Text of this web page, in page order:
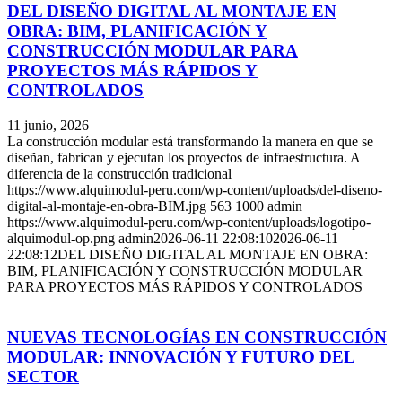
DEL DISEÑO DIGITAL AL MONTAJE EN
OBRA: BIM, PLANIFICACIÓN Y
CONSTRUCCIÓN MODULAR PARA
PROYECTOS MÁS RÁPIDOS Y
CONTROLADOS
11 junio, 2026
La construcción modular está transformando la manera en que se
diseñan, fabrican y ejecutan los proyectos de infraestructura. A
diferencia de la construcción tradicional
https://www.alquimodul-peru.com/wp-content/uploads/del-diseno-
digital-al-montaje-en-obra-BIM.jpg 563 1000 admin
https://www.alquimodul-peru.com/wp-content/uploads/logotipo-
alquimodul-op.png admin2026-06-11 22:08:102026-06-11
22:08:12DEL DISEÑO DIGITAL AL MONTAJE EN OBRA:
BIM, PLANIFICACIÓN Y CONSTRUCCIÓN MODULAR
PARA PROYECTOS MÁS RÁPIDOS Y CONTROLADOS
NUEVAS TECNOLOGÍAS EN CONSTRUCCIÓN
MODULAR: INNOVACIÓN Y FUTURO DEL
SECTOR